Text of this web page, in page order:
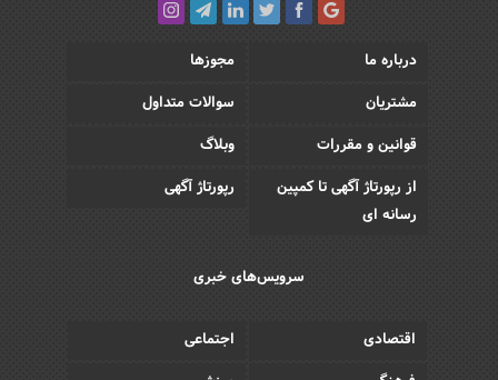
درباره ما
مجوزها
مشتریان
سوالات متداول
قوانین و مقررات
وبلاگ
از رپورتاژ آگهی تا کمپین
رسانه ای
رپورتاژ آگهی
سرویس‌های خبری
اقتصادی
اجتماعی